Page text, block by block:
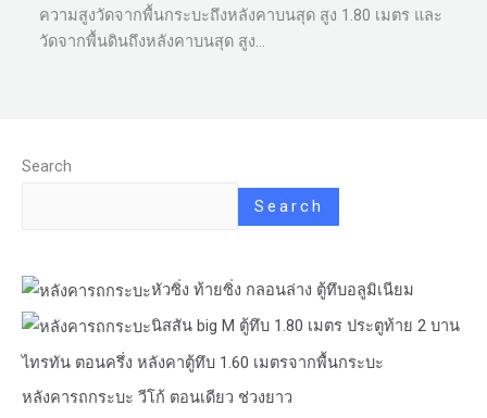
ความสูงวัดจากพื้นกระบะถึงหลังคาบนสุด สูง 1.80 เมตร และ
วัดจากพื้นดินถึงหลังคาบนสุด สูง…
Search
Search
หัวซิ่ง ท้ายซิ่ง กลอนล่าง ตู้ทึบอลูมิเนียม
นิสสัน big M ตู้ทึบ 1.80 เมตร ประตูท้าย 2 บาน
ไทรทัน ตอนครึ่ง หลังคาตู้ทึบ 1.60 เมตรจากพื้นกระบะ
หลังคารถกระบะ วีโก้ ตอนเดียว ช่วงยาว